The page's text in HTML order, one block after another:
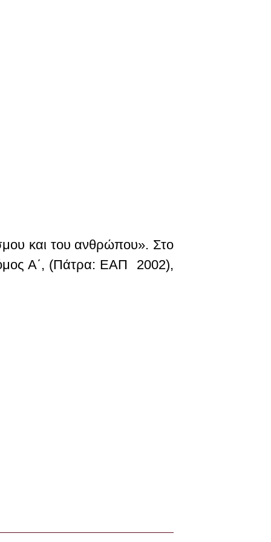
και του ανθρώπου». Στο
Α΄, (Πάτρα: ΕΑΠ 2002),